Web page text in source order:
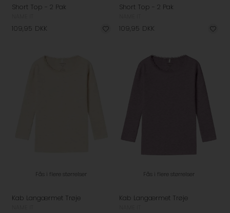
Short Top - 2 Pak
109,95 DKK
Short Top - 2 Pak
109,95 DKK
Fås i flere størrelser
Kab Langærmet Trøje
Fås i flere størrelser
Kab Langærmet Trøje